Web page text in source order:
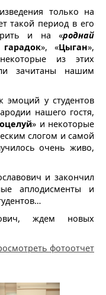
только на
такой период в его
и на «роднай
», «Цыган»,
из этих
зачитаны нашим
эмоций у студентов
нашего гостя,
» и некоторые
слогом и самой
очень живо,
и закончил
аплодисменты и
ждем новых
фотоотчет